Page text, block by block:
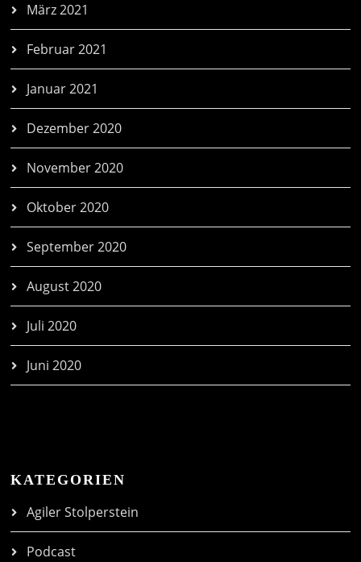
März 2021
Februar 2021
Januar 2021
Dezember 2020
November 2020
Oktober 2020
September 2020
August 2020
Juli 2020
Juni 2020
KATEGORIEN
Agiler Stolperstein
Podcast